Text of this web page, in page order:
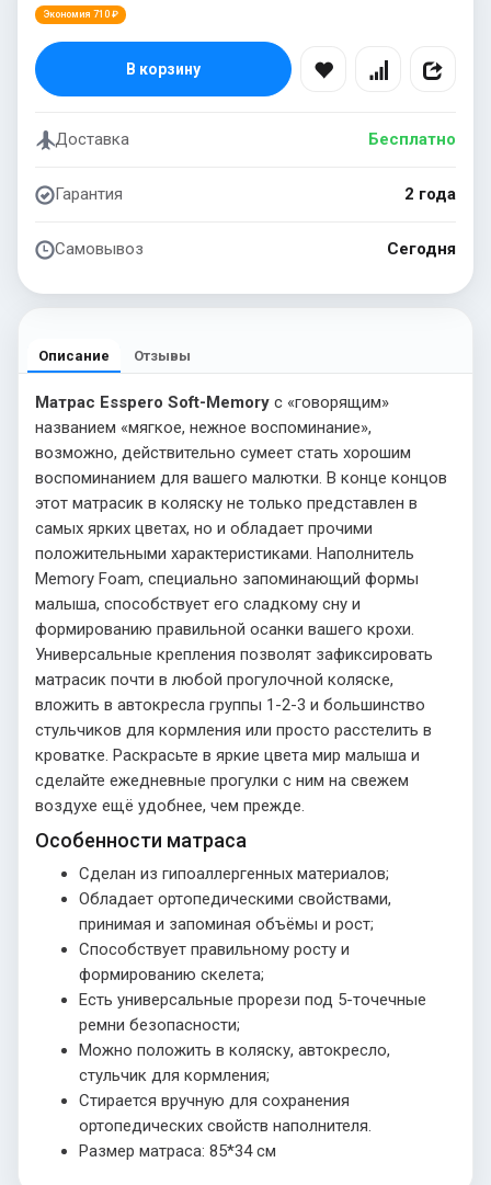
Экономия 710 ₽
В корзину
Доставка Бесплатно
Гарантия 2 года
Самовывоз Сегодня
Описание Отзывы
Матрас Esspero Soft-Memory с «говорящим»
названием «мягкое, нежное воспоминание»,
возможно, действительно сумеет стать хорошим
воспоминанием для вашего малютки. В конце концов
этот матрасик в коляску не только представлен в
самых ярких цветах, но и обладает прочими
положительными характеристиками. Наполнитель
Memory Foam, специально запоминающий формы
малыша, способствует его сладкому сну и
формированию правильной осанки вашего крохи.
Универсальные крепления позволят зафиксировать
матрасик почти в любой прогулочной коляске,
вложить в автокресла группы 1-2-3 и большинство
стульчиков для кормления или просто расстелить в
кроватке. Раскрасьте в яркие цвета мир малыша и
сделайте ежедневные прогулки с ним на свежем
воздухе ещё удобнее, чем прежде.
Особенности матраса
Сделан из гипоаллергенных материалов;
Обладает ортопедическими свойствами,
принимая и запоминая объёмы и рост;
Способствует правильному росту и
формированию скелета;
Есть универсальные прорези под 5-точечные
ремни безопасности;
Можно положить в коляску, автокресло,
стульчик для кормления;
Стирается вручную для сохранения
ортопедических свойств наполнителя.
Размер матраса: 85*34 см